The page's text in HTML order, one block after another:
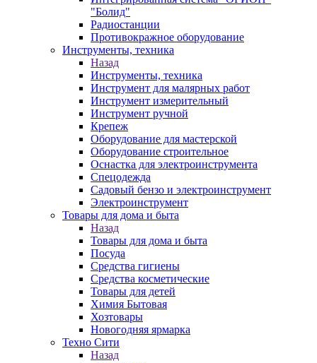
"Болид"
Радиостанции
Противокражное оборудование
Инструменты, техника
Назад
Инструменты, техника
Инструмент для малярных работ
Инструмент измерительный
Инструмент ручной
Крепеж
Оборудование для мастерской
Оборудование строительное
Оснастка для электроинструмента
Спецодежда
Садовый бензо и электроинструмент
Электроинструмент
Товары для дома и быта
Назад
Товары для дома и быта
Посуда
Средства гигиены
Средства косметические
Товары для детей
Химия Бытовая
Хозтовары
Новогодняя ярмарка
Техно Сити
Назад